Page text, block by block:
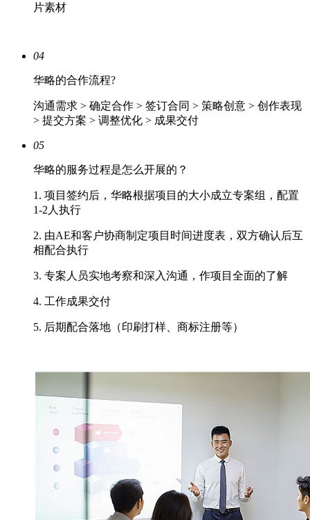
片素材
04
华略的合作流程?
沟通需求 > 确定合作 > 签订合同 > 策略创意 > 创作表现
> 提交方案 > 调整优化 > 成果交付
05
华略的服务过程是怎么开展的？
1. 项目签约后，华略根据项目的大小成立专案组，配置
1-2人执行
2. 由AE和客户协商制定项目时间进度表，双方确认后互
相配合执行
3. 专案人员实地考察和深入沟通，作项目全面的了解
4. 工作成果交付
5. 后期配合落地（印刷打样、商标注册等）